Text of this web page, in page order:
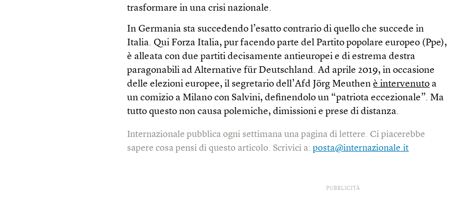
trasformare in una crisi nazionale.
In Germania sta succedendo l’esatto contrario di quello che succede in
Italia. Qui Forza Italia, pur facendo parte del Partito popolare europeo (Ppe),
è alleata con due partiti decisamente antieuropei e di estrema destra
paragonabili ad Alternative für Deutschland. Ad aprile 2019, in occasione
delle elezioni europee, il segretario dell’Afd Jörg Meuthenè intervenuto a
un comizio a Milano con Salvini, definendolo un “patriota eccezionale”. Ma
tutto questo non causa polemiche, dimissioni e prese di distanza.
Internazionale pubblica ogni settimana una pagina di lettere. Ci piacerebbe
sapere cosa pensi di questo articolo. Scrivici a:posta@internazionale.it
PUBBLICITÀ